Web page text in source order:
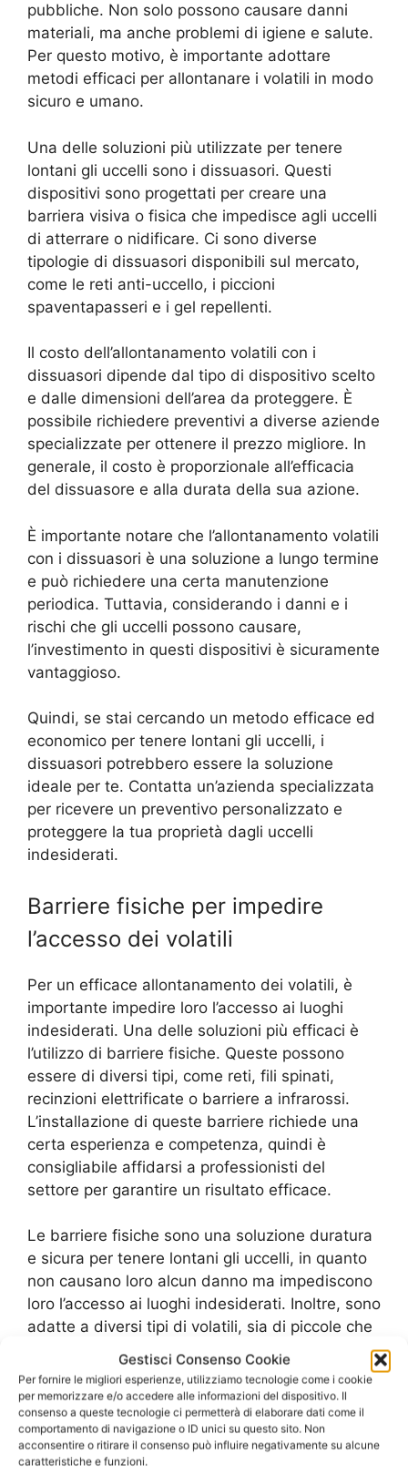
Gestisci Consenso Cookie
Per fornire le migliori esperienze, utilizziamo tecnologie come i cookie
per memorizzare e/o accedere alle informazioni del dispositivo. Il
consenso a queste tecnologie ci permetterà di elaborare dati come il
comportamento di navigazione o ID unici su questo sito. Non
acconsentire o ritirare il consenso può influire negativamente su alcune
caratteristiche e funzioni.
pubbliche. Non solo possono causare danni
materiali, ma anche problemi di igiene e salute.
Per questo motivo, è importante adottare
metodi efficaci per allontanare i volatili in modo
sicuro e umano.
Una delle soluzioni più utilizzate per tenere
lontani gli uccelli sono i dissuasori. Questi
dispositivi sono progettati per creare una
barriera visiva o fisica che impedisce agli uccelli
di atterrare o nidificare. Ci sono diverse
tipologie di dissuasori disponibili sul mercato,
come le reti anti-uccello, i piccioni
spaventapasseri e i gel repellenti.
Il costo dell’allontanamento volatili con i
dissuasori dipende dal tipo di dispositivo scelto
e dalle dimensioni dell’area da proteggere. È
possibile richiedere preventivi a diverse aziende
specializzate per ottenere il prezzo migliore. In
generale, il costo è proporzionale all’efficacia
del dissuasore e alla durata della sua azione.
È importante notare che l’allontanamento volatili
con i dissuasori è una soluzione a lungo termine
e può richiedere una certa manutenzione
periodica. Tuttavia, considerando i danni e i
rischi che gli uccelli possono causare,
l’investimento in questi dispositivi è sicuramente
vantaggioso.
Quindi, se stai cercando un metodo efficace ed
economico per tenere lontani gli uccelli, i
dissuasori potrebbero essere la soluzione
ideale per te. Contatta un’azienda specializzata
per ricevere un preventivo personalizzato e
proteggere la tua proprietà dagli uccelli
indesiderati.
Barriere fisiche per impedire
l’accesso dei volatili
Per un efficace allontanamento dei volatili, è
importante impedire loro l’accesso ai luoghi
indesiderati. Una delle soluzioni più efficaci è
l’utilizzo di barriere fisiche. Queste possono
essere di diversi tipi, come reti, fili spinati,
recinzioni elettrificate o barriere a infrarossi.
L’installazione di queste barriere richiede una
certa esperienza e competenza, quindi è
consigliabile affidarsi a professionisti del
settore per garantire un risultato efficace.
Le barriere fisiche sono una soluzione duratura
e sicura per tenere lontani gli uccelli, in quanto
non causano loro alcun danno ma impediscono
loro l’accesso ai luoghi indesiderati. Inoltre, sono
adatte a diversi tipi di volatili, sia di piccole che
di grandi dimensioni. Il costo di installazione di
queste barriere dipende dal tipo di soluzione
scelta e dalle dimensioni dell’area da
proteggere, ma è comunque un investimento
che garantisce un risultato efficace e a lungo
termine.